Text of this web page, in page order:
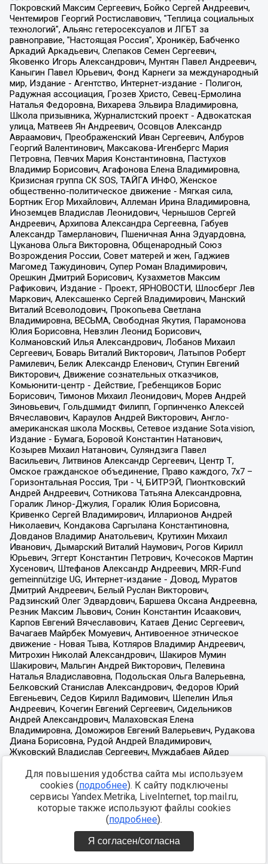
Для повышения удобства сайта мы используем
cookies (подробнее). К сайту подключены
сервисы Yandex.Metrika, LiveInternet, top.mail.ru,
которые также используют файлы cookies
(подробнее).
Я согласен/согласна